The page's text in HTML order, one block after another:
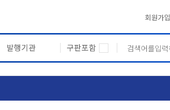
회원가입
발행기관 구판포함